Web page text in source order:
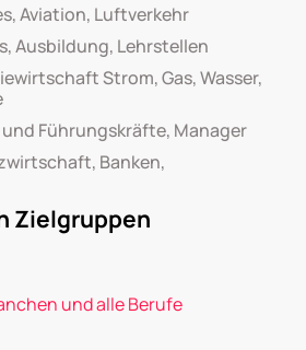
Aviation, Luftverkehr
Ausbildung, Lehrstellen
Strom, Gas, Wasser,
Führungskräfte, Manager
Banken,
Zielgruppen
und alle Berufe